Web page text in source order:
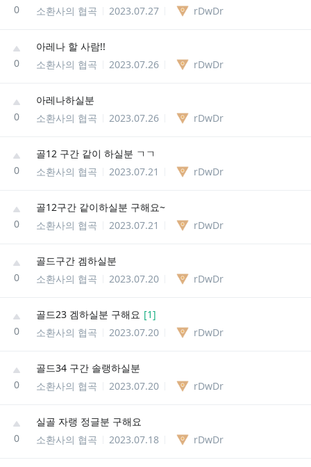
0
소환사의 협곡
2023.07.27 rDwDr
0
아레나 할 사람!!
소환사의 협곡
2023.07.26 rDwDr
0
아레나하실분
소환사의 협곡
2023.07.26 rDwDr
0
골12 구간 같이 하실분 ㄱㄱ
소환사의 협곡
2023.07.21 rDwDr
0
골12구간 같이하실분 구해요~
소환사의 협곡
2023.07.21 rDwDr
0
골드구간 겜하실분
소환사의 협곡
2023.07.20 rDwDr
0
골드23 겜하실분 구해요 [1]
소환사의 협곡
2023.07.20 rDwDr
0
골드34 구간 솔랭하실분
소환사의 협곡
2023.07.20 rDwDr
0
실골 자랭 정글분 구해요
소환사의 협곡
2023.07.18 rDwDr